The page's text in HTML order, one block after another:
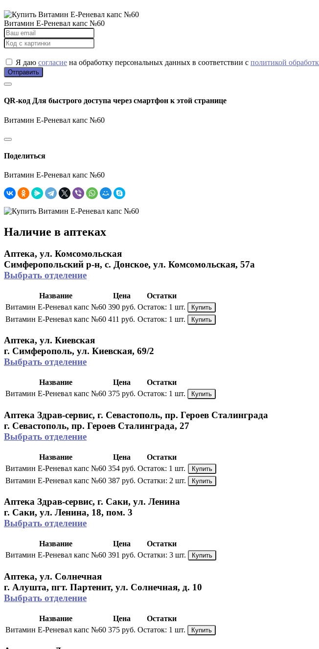
Витамин E-Реневал капс №60
Я даю согласие на обработку персональных данных в соответствии с политикой
Отправить
QR-код Для быстрого доступа через смартфон к этой странице
Витамин E-Реневал капс №60
Поделиться
Витамин E-Реневал капс №60
Наличие в аптеках
Аптека, ул. Комсомольская
Симферопольский р-н, с. Донское, ул. Комсомольская, 57а
Выбрать отделение
Название Цена
Остатки
Витамин E-Реневал капс №60 390 руб. Остаток: 1 шт. Купить
Витамин E-Реневал капс №60 411 руб. Остаток: 1 шт. Купить
Аптека, ул. Киевская
г. Симферополь, ул. Киевская, 69/2
Выбрать отделение
Название Цена
Остатки
Витамин E-Реневал капс №60 375 руб. Остаток: 1 шт. Купить
Аптека Здрав-сервис, г. Севастополь, пр. Героев Сталинграда
г. Севастополь, пр. Героев Сталинграда, 27
Выбрать отделение
Название Цена
Остатки
Витамин E-Реневал капс №60 354 руб. Остаток: 1 шт. Купить
Витамин E-Реневал капс №60 387 руб. Остатки: 2 шт. Купить
Аптека Здрав-сервис, г. Саки, ул. Ленина
г. Саки, ул. Ленина, 18, пом. 3
Выбрать отделение
Название Цена
Остатки
Витамин E-Реневал капс №60 391 руб. Остатки: 3 шт. Купить
Аптека, ул. Солнечная
г. Алушта, пгт. Партенит, ул. Солнечная, д. 10
Выбрать отделение
Название Цена
Остатки
Витамин E-Реневал капс №60 375 руб. Остаток: 1 шт. Купить